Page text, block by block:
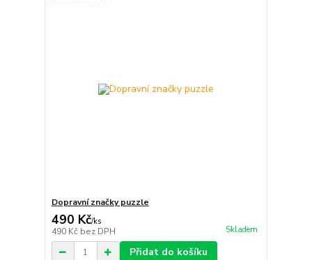
Dopravní značky puzzle
490 Kč/ks
490 Kč bez DPH Skladem
Přidat do košíku